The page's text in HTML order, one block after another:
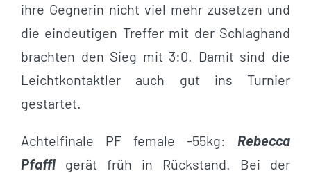
ihre Gegnerin nicht viel mehr zusetzen und
die eindeutigen Treffer mit der Schlaghand
brachten den Sieg mit 3:0. Damit sind die
Leichtkontaktler auch gut ins Turnier
gestartet.
Achtelfinale PF female -55kg: Rebecca
Pfafflgerät früh in Rückstand. Bei der